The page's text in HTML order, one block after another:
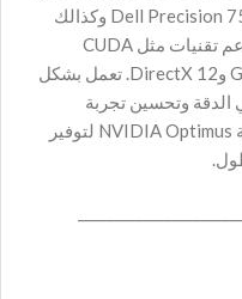
عن الاصدارات الاقل مثل Dell Precision 7510, 7520 وكذالك
Zbook 15 G3 ياتى بسعة 6 جيجا تدعم تقنيات مثل CUDA
وPhysX وOptimus وGPU Boost 2.0 وDirectX 12. تعمل بشكل
الدقة وتحسين تجربة
الألعاب. تعمل بشكل متكامل مع تقنية NVIDIA Optimus لتوفير